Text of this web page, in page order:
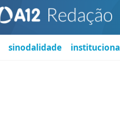
sinodalidade